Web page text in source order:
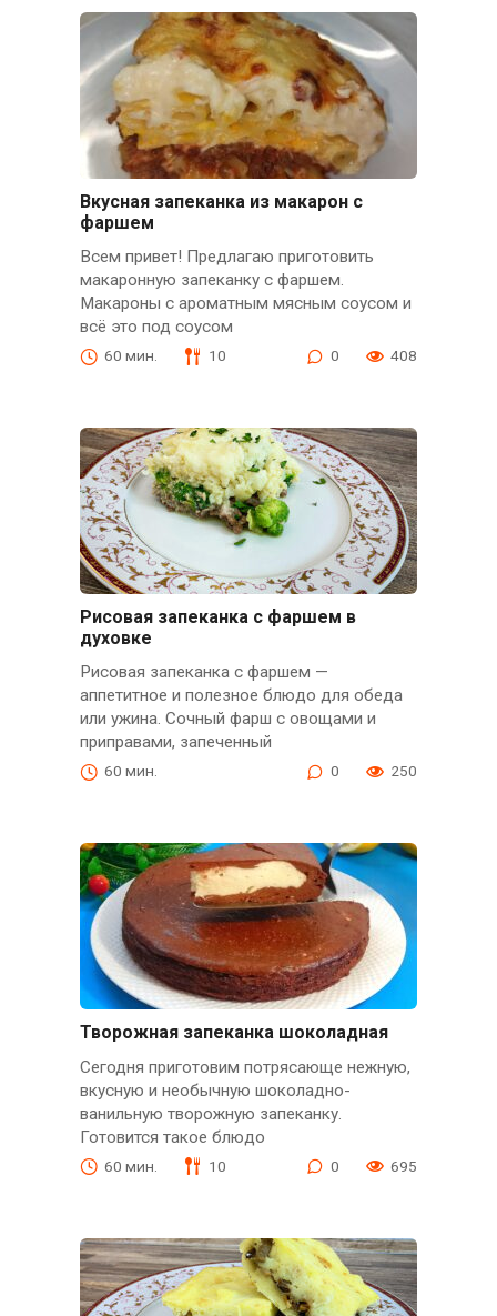
Вкусная запеканка из макарон с
фаршем
Всем привет! Предлагаю приготовить
макаронную запеканку с фаршем.
Макароны с ароматным мясным соусом и
всё это под соусом
60 мин. 10 0 408
Рисовая запеканка с фаршем в
духовке
Рисовая запеканка с фаршем —
аппетитное и полезное блюдо для обеда
или ужина. Сочный фарш с овощами и
приправами, запеченный
60 мин. 0 250
Творожная запеканка шоколадная
Сегодня приготовим потрясающе нежную,
вкусную и необычную шоколадно-
ванильную творожную запеканку.
Готовится такое блюдо
60 мин. 10 0 695